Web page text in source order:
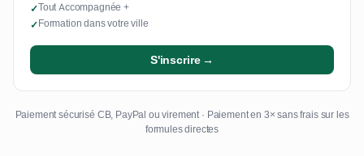
✓Tout Accompagnée +
✓Formation dans votre ville
S'inscrire →
Paiement sécurisé CB, PayPal ou virement · Paiement en 3× sans frais sur les
formules directes